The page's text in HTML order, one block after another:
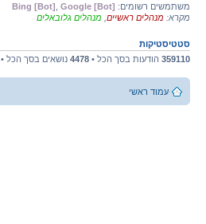
משתמשים רשומים: Bing [Bot] Google [Bot]
מקרא: מנהלים ראשיים מנהלים גלובאלים
סטטיסטיקות
359110 הודעות בסך הכל • 4478 נושאים בסך הכל •
עמוד ראשי